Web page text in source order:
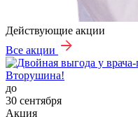
Действующие акции
Все акции
до
30 сентября
Акция